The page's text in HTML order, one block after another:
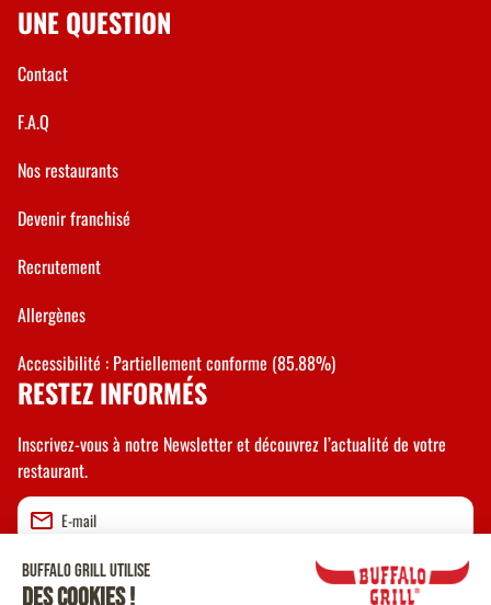
UNE QUESTION
Contact
F.A.Q
Nos restaurants
Devenir franchisé
Recrutement
Allergènes
Accessibilité : Partiellement conforme (85.88%)
RESTEZ INFORMÉS
Inscrivez-vous à notre Newsletter et découvrez l’actualité de votre
restaurant.
Valider